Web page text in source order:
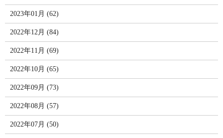
2023年01月 (62)
2022年12月 (84)
2022年11月 (69)
2022年10月 (65)
2022年09月 (73)
2022年08月 (57)
2022年07月 (50)